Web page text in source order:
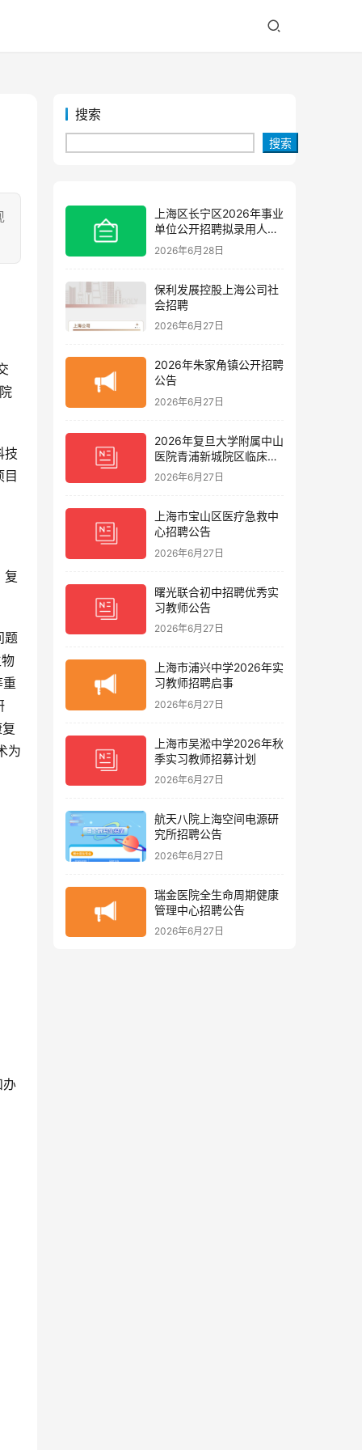
技
复
题
重
为
办
搜索
搜索
上海区长宁区2026年事业
单位公开招聘拟录用人员
公示(第三批)
2026年6月28日
保利发展控股上海公司社
会招聘
2026年6月27日
2026年朱家角镇公开招聘
公告
2026年6月27日
2026年复旦大学附属中山
医院青浦新城院区临床护
理岗位招聘启事
2026年6月27日
上海市宝山区医疗急救中
心招聘公告
2026年6月27日
曙光联合初中招聘优秀实
习教师公告
2026年6月27日
上海市浦兴中学2026年实
习教师招聘启事
2026年6月27日
上海市吴淞中学2026年秋
季实习教师招募计划
2026年6月27日
航天八院上海空间电源研
究所招聘公告
2026年6月27日
瑞金医院全生命周期健康
管理中心招聘公告
2026年6月27日